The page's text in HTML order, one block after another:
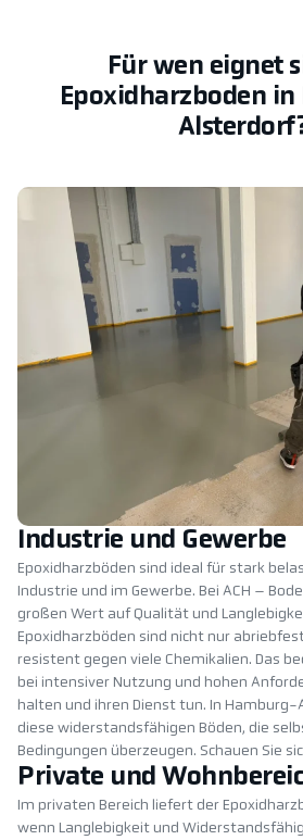
Für wen eignet
Epoxidharzboden
Industrie und Gewerbe
Epoxidharzböden sind ideal für stark
Industrie und im Gewerbe. Bei ACH –
großen Wert auf Qualität und
Epoxidharzböden sind nicht nur
resistent gegen viele Chemikalien. Das
bei intensiver Nutzung und hohen
halten und ihren Dienst tun. In
diese widerstandsfähigen Böden, die
Bedingungen überzeugen. Schauen Sie
Private und
Im privaten Bereich liefert der
wenn Langlebigkeit und